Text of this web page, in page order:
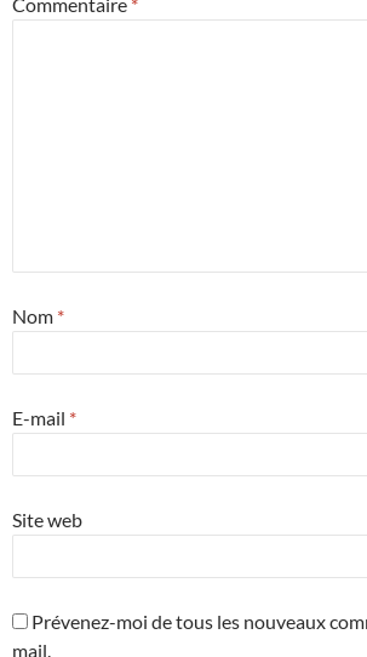
Nom *
E-mail *
Site web
Prévenez-moi de tous les nouveaux
mail.